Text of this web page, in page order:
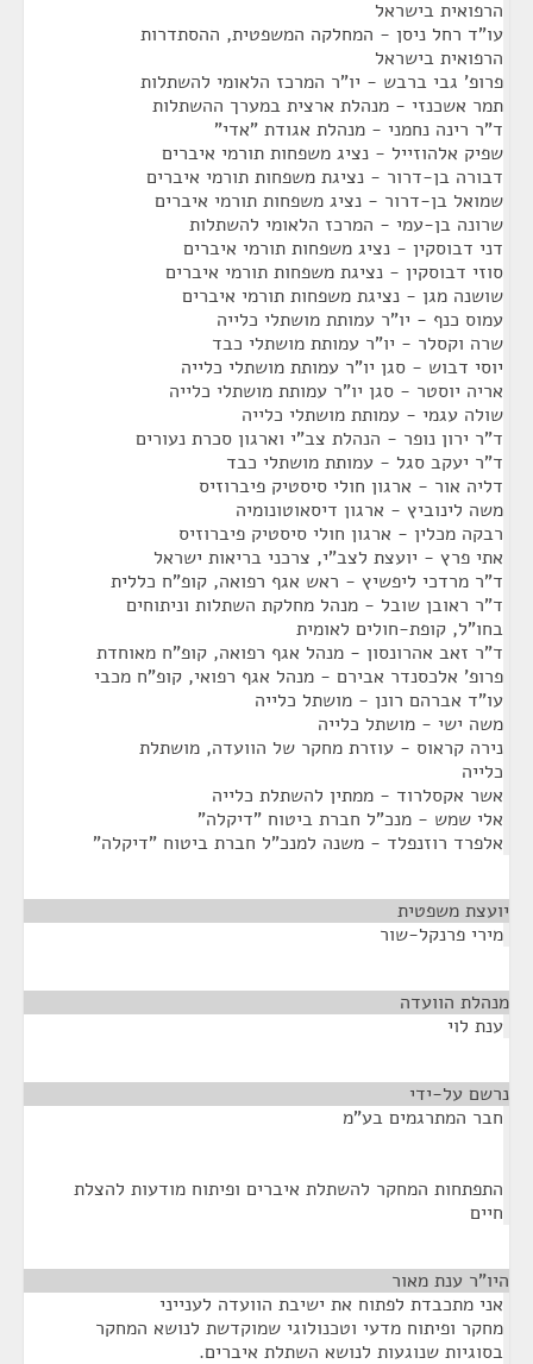
הרפואית בישראל
עו"ד רחל ניסן - המחלקה המשפטית, ההסתדרות
הרפואית בישראל
פרופ' גבי ברבש - יו"ר המרכז הלאומי להשתלות
תמר אשכנזי - מנהלת ארצית במערך ההשתלות
ד"ר רינה נחמני - מנהלת אגודת "אדי"
שפיק אלהוזייל - נציג משפחות תורמי איברים
דבורה בן-דרור - נציגת משפחות תורמי איברים
שמואל בן-דרור - נציג משפחות תורמי איברים
שרונה בן-עמי - המרכז הלאומי להשתלות
דני דבוסקין - נציג משפחות תורמי איברים
סוזי דבוסקין - נציגת משפחות תורמי איברים
שושנה מגן - נציגת משפחות תורמי איברים
עמוס כנף - יו"ר עמותת מושתלי כלייה
שרה וקסלר - יו"ר עמותת מושתלי כבד
יוסי דבוש - סגן יו"ר עמותת מושתלי כלייה
אריה יוסטר - סגן יו"ר עמותת מושתלי כלייה
שולה עגמי - עמותת מושתלי כלייה
ד"ר ירון נופר - הנהלת צב"י וארגון סכרת נעורים
ד"ר יעקב סגל - עמותת מושתלי כבד
דליה אור - ארגון חולי סיסטיק פיברוזיס
משה לינוביץ - ארגון דיסאוטונומיה
רבקה מכלין - ארגון חולי סיסטיק פיברוזיס
אתי פרץ - יועצת לצב"י, צרכני בריאות ישראל
ד"ר מרדכי ליפשיץ - ראש אגף רפואה, קופ"ח כללית
ד"ר ראובן שובל - מנהל מחלקת השתלות וניתוחים
בחו"ל, קופת-חולים לאומית
ד"ר זאב אהרונסון - מנהל אגף רפואה, קופ"ח מאוחדת
פרופ' אלכסנדר אבירם - מנהל אגף רפואי, קופ"ח מכבי
עו"ד אברהם רונן - מושתל כלייה
משה ישי - מושתל כלייה
נירה קראוס - עוזרת מחקר של הוועדה, מושתלת
כלייה
אשר אקסלרוד - ממתין להשתלת כלייה
אלי שמש - מנכ"ל חברת ביטוח "דיקלה"
אלפרד רוזנפלד - משנה למנכ"ל חברת ביטוח "דיקלה"
יועצת משפטית
מירי פרנקל-שור
מנהלת הוועדה
ענת לוי
נרשם על-ידי
חבר המתרגמים בע"מ
התפתחות המחקר להשתלת איברים ופיתוח מודעות להצלת
חיים
היו"ר ענת מאור
אני מתכבדת לפתוח את ישיבת הוועדה לענייני
מחקר ופיתוח מדעי וטכנולוגי שמוקדשת לנושא המחקר
בסוגיות שנוגעות לנושא השתלת איברים.